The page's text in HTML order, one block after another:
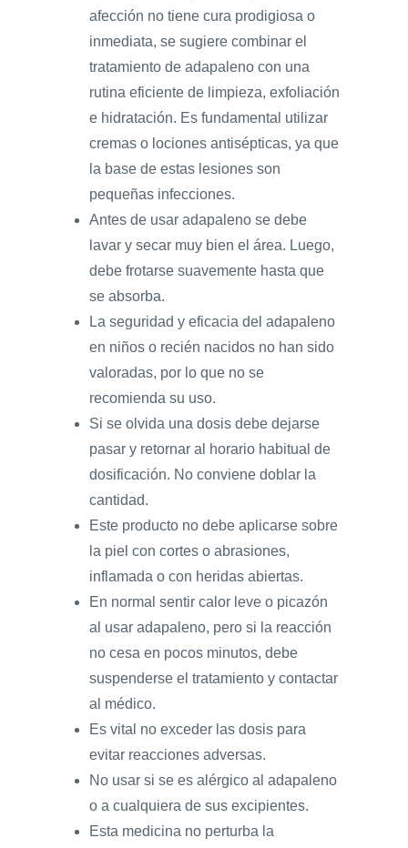
afección no tiene cura prodigiosa o
inmediata, se sugiere combinar el
tratamiento de adapaleno con una
rutina eficiente de limpieza, exfoliación
e hidratación. Es fundamental utilizar
cremas o lociones antisépticas, ya que
la base de estas lesiones son
pequeñas infecciones.
Antes de usar adapaleno se debe
lavar y secar muy bien el área. Luego,
debe frotarse suavemente hasta que
se absorba.
La seguridad y eficacia del adapaleno
en niños o recién nacidos no han sido
valoradas, por lo que no se
recomienda su uso.
Si se olvida una dosis debe dejarse
pasar y retornar al horario habitual de
dosificación. No conviene doblar la
cantidad.
Este producto no debe aplicarse sobre
la piel con cortes o abrasiones,
inflamada o con heridas abiertas.
En normal sentir calor leve o picazón
al usar adapaleno, pero si la reacción
no cesa en pocos minutos, debe
suspenderse el tratamiento y contactar
al médico.
Es vital no exceder las dosis para
evitar reacciones adversas.
No usar si se es alérgico al adapaleno
o a cualquiera de sus excipientes.
Esta medicina no perturba la